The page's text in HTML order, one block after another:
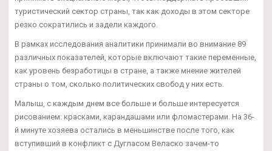
туристический сектор страны, так как доходы в этом секторе
резко сократились и задели каждого.
В рамках исследования аналитики принимали во внимание 89
различных показателей, которые включают такие переменные,
как уровень безработицы в стране, а также мнение жителей
страны о том, сколько политических свобод у них есть.
Малыш, с каждым днем все больше и больше интересуется
рисованием: красками, карандашами или фломастерами. На 36-
й минуте хозяева остались в меньшинстве после того, как
вступивший в конфликт с Дугласом Веласко зачем-то